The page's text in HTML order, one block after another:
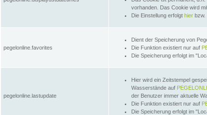
vorhanden. Das Cookie wird
Die Einstellung erfolgt hier bzw.
pegelonline.favorites
Dient der Speicherung von
Die Funktion existiert nur auf
Die Speicherung erfolgt im
pegelonline.lastupdate
Hier wird ein Zeitstempel
Wasserstände auf
der Benutzer immer aktuelle
Die Funktion existiert nur auf
Die Speicherung erfolgt im